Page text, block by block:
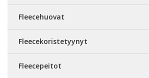
Fleecehuovat
Fleecekoristetyynyt
Fleecepeitot